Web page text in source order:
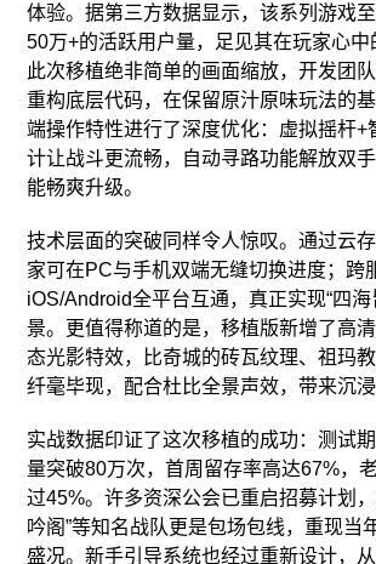
体验。据第三方数据显示，该系列游戏
50万+的活跃用户量，足见其在玩家心中
此次移植绝非简单的画面缩放，开发团
重构底层代码，在保留原汁原味玩法的
端操作特性进行了深度优化：虚拟摇杆+
计让战斗更流畅，自动寻路功能解放双
能畅爽升级。
技术层面的突破同样令人惊叹。通过云
家可在PC与手机双端无缝切换进度；跨
iOS/Android全平台互通，真正实现“四海
景。更值得称道的是，移植版新增了高
态光影特效，比奇城的砖瓦纹理、祖玛
纤毫毕现，配合杜比全景声效，带来沉浸
实战数据印证了这次移植的成功：测试
量突破80万次，首周留存率高达67%，
过45%。许多资深公会已重启招募计划，
吟阁”等知名战队更是包场包线，重现当
盛况。新手引导系统也经过重新设计，